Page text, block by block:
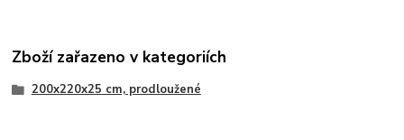
Zboží zařazeno v kategoriích
200x220x25 cm, prodloužené